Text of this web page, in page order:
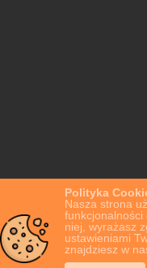
Polityka
Nasza strona
funkcjonalności
niej, wyrażasz
ustawieniami
znajdziesz w